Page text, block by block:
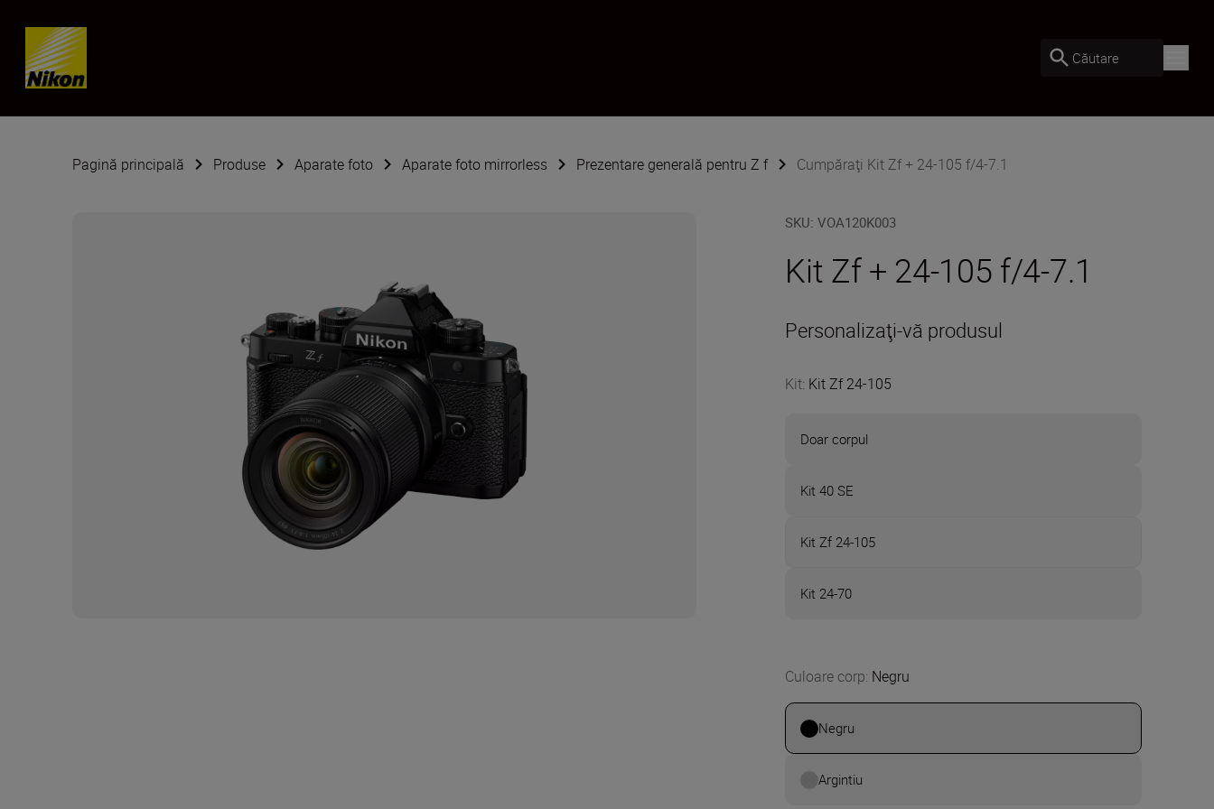
Skip content
Căutare
Pagină principală Produse Aparate foto Aparate foto mirrorless Prezentare generală pentru Z f Cumpăraţi Kit Zf + 24-105 f/4-7.1
SKU:VOA120K003
Kit Zf + 24-105 f/4-7.1
Personalizaţi-vă produsul
Kit: Kit Zf 24-105
Doar corpul
Kit 40 SE
Kit Zf 24-105
Kit 24-70
Culoare corp: Negru
Negru
Argintiu